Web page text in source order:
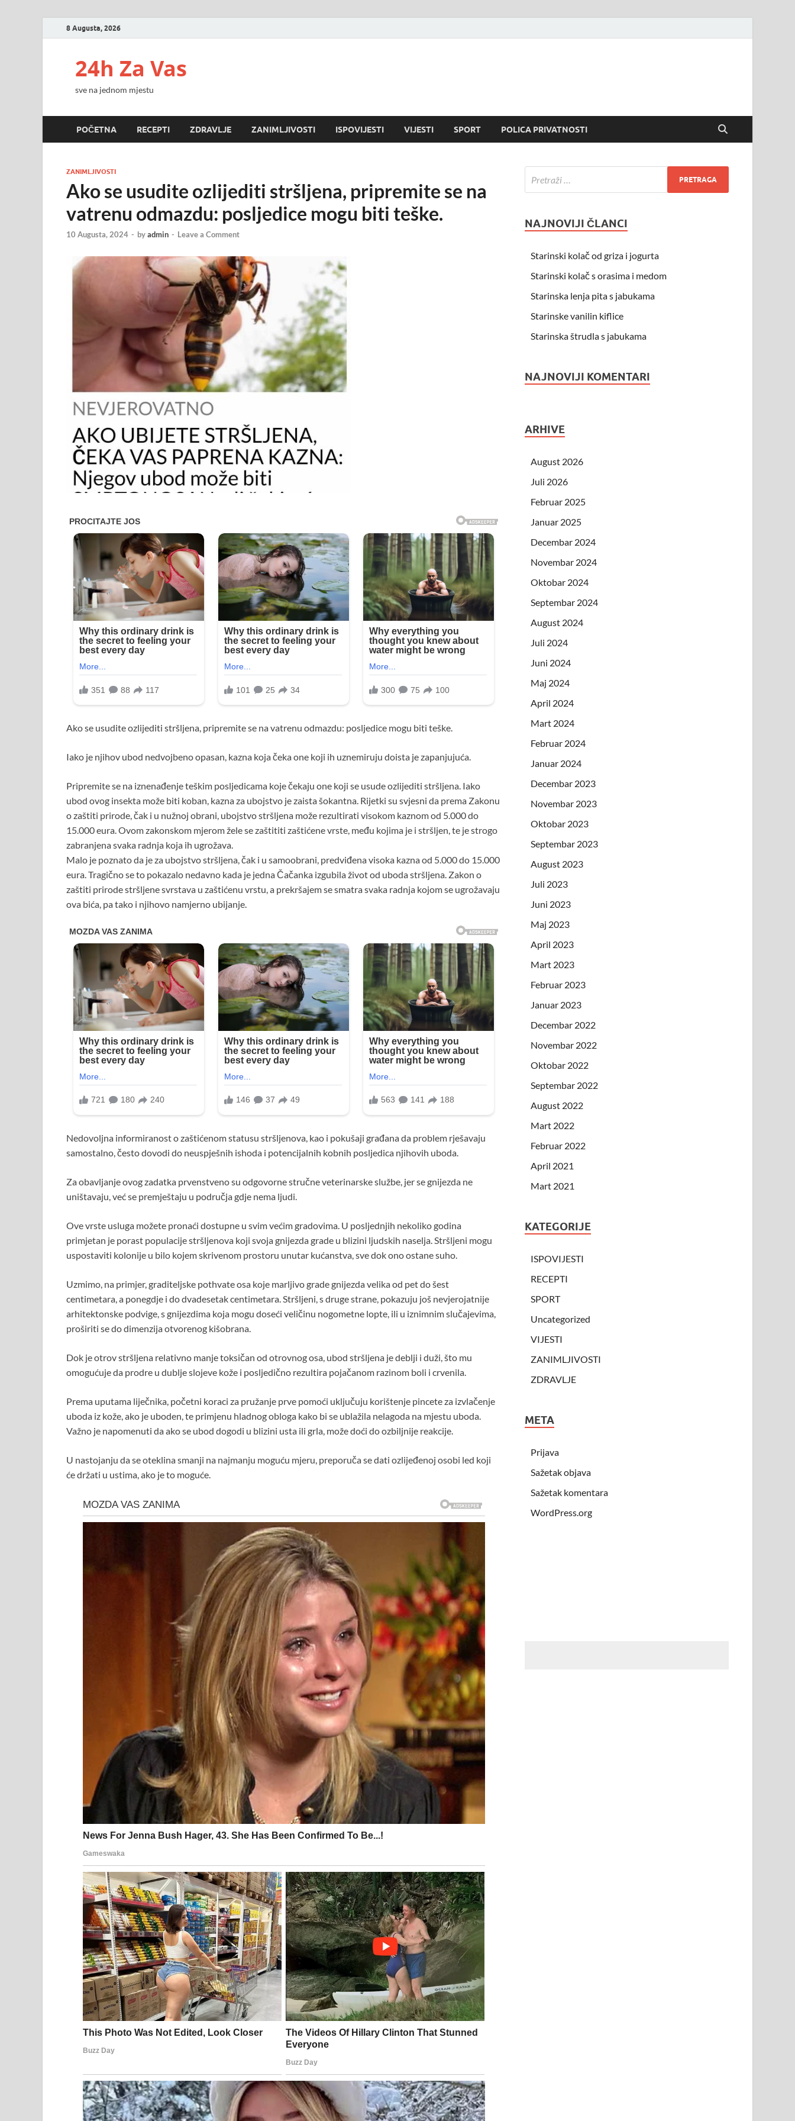
8 Augusta, 2026
24h Za Vas
sve na jednom mjestu
POČETNA RECEPTI ZDRAVLJE ZANIMLJIVOSTI ISPOVIJESTI VIJESTI SPORT POLICA PRIVATNOSTI
ZANIMLJIVOSTI
Ako se usudite ozlijediti stršljena, pripremite se na
vatrenu odmazdu: posljedice mogu biti teške.
10 Augusta, 2024 - byadmin - Leave a Comment
Ako se usudite ozlijediti stršljena, pripremite se na vatrenu odmazdu: posljedice mogu biti teške.
Iako je njihov ubod nedvojbeno opasan, kazna koja čeka one koji ih uznemiruju doista je zapanjujuća.
Pripremite se na iznenađenje teškim posljedicama koje čekaju one koji se usude ozlijediti stršljena. Iako
ubod ovog insekta može biti koban, kazna za ubojstvo je zaista šokantna. Rijetki su svjesni da prema Zakonu
o zaštiti prirode, čak i u nužnoj obrani, ubojstvo stršljena može rezultirati visokom kaznom od 5.000 do
15.000 eura. Ovom zakonskom mjerom žele se zaštititi zaštićene vrste, među kojima je i stršljen, te je strogo
zabranjena svaka radnja koja ih ugrožava.
Malo je poznato da je za ubojstvo stršljena, čak i u samoobrani, predviđena visoka kazna od 5.000 do 15.000
eura. Tragično se to pokazalo nedavno kada je jedna Čačanka izgubila život od uboda stršljena. Zakon o
zaštiti prirode stršljene svrstava u zaštićenu vrstu, a prekršajem se smatra svaka radnja kojom se ugrožavaju
ova bića, pa tako i njihovo namjerno ubijanje.
Nedovoljna informiranost o zaštićenom statusu stršljenova, kao i pokušaji građana da problem rješavaju
samostalno, često dovodi do neuspješnih ishoda i potencijalnih kobnih posljedica njihovih uboda.
Za obavljanje ovog zadatka prvenstveno su odgovorne stručne veterinarske službe, jer se gnijezda ne
uništavaju, već se premještaju u područja gdje nema ljudi.
Ove vrste usluga možete pronaći dostupne u svim većim gradovima. U posljednjih nekoliko godina
primjetan je porast populacije stršljenova koji svoja gnijezda grade u blizini ljudskih naselja. Stršljeni mogu
uspostaviti kolonije u bilo kojem skrivenom prostoru unutar kućanstva, sve dok ono ostane suho.
Uzmimo, na primjer, graditeljske pothvate osa koje marljivo grade gnijezda velika od pet do šest
centimetara, a ponegdje i do dvadesetak centimetara. Stršljeni, s druge strane, pokazuju još nevjerojatnije
arhitektonske podvige, s gnijezdima koja mogu doseći veličinu nogometne lopte, ili u iznimnim slučajevima,
proširiti se do dimenzija otvorenog kišobrana.
Dok je otrov stršljena relativno manje toksičan od otrovnog osa, ubod stršljena je deblji i duži, što mu
omogućuje da prodre u dublje slojeve kože i posljedično rezultira pojačanom razinom boli i crvenila.
Prema uputama liječnika, početni koraci za pružanje prve pomoći uključuju korištenje pincete za izvlačenje
uboda iz kože, ako je uboden, te primjenu hladnog obloga kako bi se ublažila nelagoda na mjestu uboda.
Važno je napomenuti da ako se ubod dogodi u blizini usta ili grla, može doći do ozbiljnije reakcije.
U nastojanju da se oteklina smanji na najmanju moguću mjeru, preporuča se dati ozlijeđenoj osobi led koji
će držati u ustima, ako je to moguće.
NAJNOVIJI ČLANCI
Starinski kolač od griza i jogurta
Starinski kolač s orasima i medom
Starinska lenja pita s jabukama
Starinske vanilin kiflice
Starinska štrudla s jabukama
NAJNOVIJI KOMENTARI
ARHIVE
August 2026
Juli 2026
Februar 2025
Januar 2025
Decembar 2024
Novembar 2024
Oktobar 2024
Septembar 2024
August 2024
Juli 2024
Juni 2024
Maj 2024
April 2024
Mart 2024
Februar 2024
Januar 2024
Decembar 2023
Novembar 2023
Oktobar 2023
Septembar 2023
August 2023
Juli 2023
Juni 2023
Maj 2023
April 2023
Mart 2023
Februar 2023
Januar 2023
Decembar 2022
Novembar 2022
Oktobar 2022
Septembar 2022
August 2022
Mart 2022
Februar 2022
April 2021
Mart 2021
KATEGORIJE
ISPOVIJESTI
RECEPTI
SPORT
Uncategorized
VIJESTI
ZANIMLJIVOSTI
ZDRAVLJE
META
Prijava
Sažetak objava
Sažetak komentara
WordPress.org